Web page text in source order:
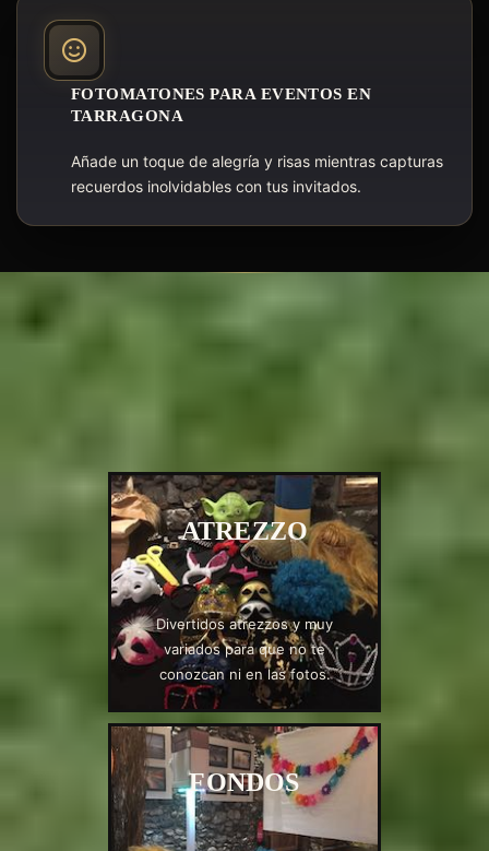
FOTOMATONES PARA EVENTOS EN
TARRAGONA
Añade un toque de alegría y risas mientras capturas
recuerdos inolvidables con tus invitados.
ATREZZO
Divertidos atrezzos y muy
variados para que no te
conozcan ni en las fotos.
FONDOS